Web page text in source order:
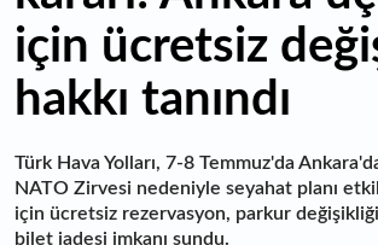
için ücretsiz
hakkı tanındı
Türk Hava Yolları, 7-8 Temmuz'da
NATO Zirvesi nedeniyle seyahat planı
için ücretsiz rezervasyon, parkur
bilet iadesi imkanı sundu.